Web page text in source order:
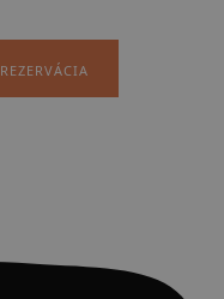
REZERVÁCIA